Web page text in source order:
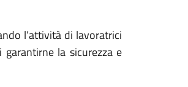
l’attività di lavoratrici
la sicurezza e